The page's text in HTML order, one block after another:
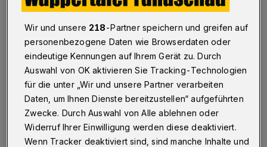
Wuppertal·Susanne Herhaus ist neue Co-
Vorsitzende der Linken-Fraktion im Wuppertaler Rat.
Sie wurde einstimmig gewählt. Zuvor hatte die bisherige
Amtsinhaberin Gunhild Böth ihr Mandat aus
gesundheitlichen Gründen zurückgeben.
25.11.2019 , 17:54 Uhr Eine Minute Lesezeit
Wir und unsere 218-Partner speichern und greifen auf
personenbezogene Daten wie Browserdaten oder
eindeutige Kennungen auf Ihrem Gerät zu. Durch
Auswahl von OK aktivieren Sie Tracking-Technologien
für die unter „Wir und unsere Partner verarbeiten
Daten, um Ihnen Dienste bereitzustellen“ aufgeführten
Zwecke. Durch Auswahl von Alle ablehnen oder
Widerruf Ihrer Einwilligung werden diese deaktiviert.
Wenn Tracker deaktiviert sind, sind manche Inhalte und